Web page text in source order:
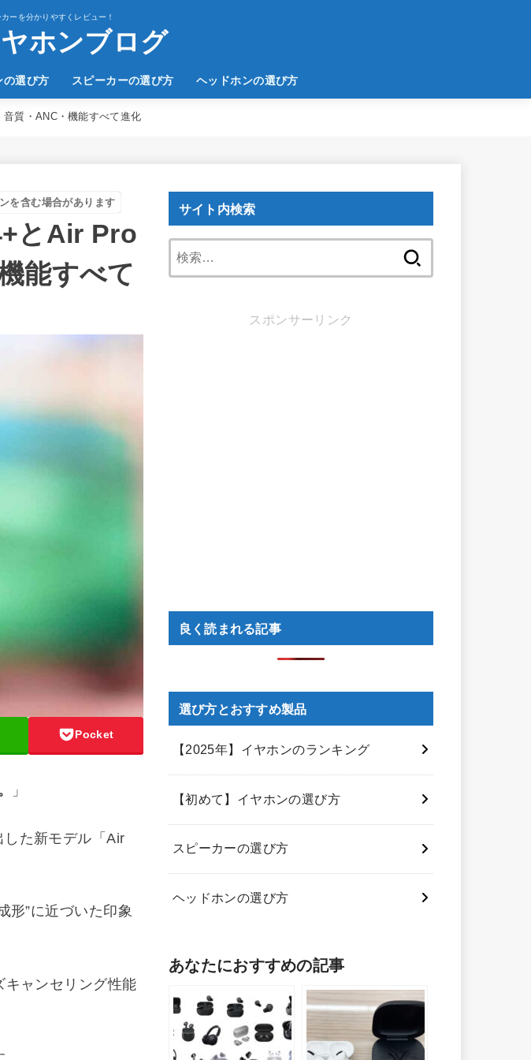
ーを分かりやすくレビュー！
ホンブログ
の選び方 スピーカーの選び方 ヘッドホンの選び方
質・ANC・機能すべて進化
を含む場合があります
とAir Pro
能すべて
Pocket
」
た新モデル「Air
形”に近づいた印象
ャンセリング性能
サイト内検索
索:
スポンサーリンク
良く読まれる記事
選び方とおすすめ製品
【2025年】イヤホンのランキング
【初めて】イヤホンの選び方
スピーカーの選び方
ヘッドホンの選び方
あなたにおすすめの記事